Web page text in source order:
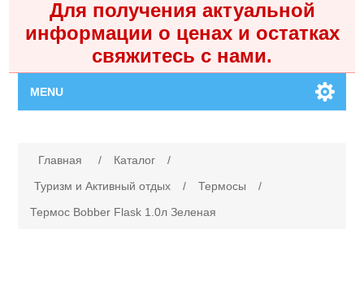
Для получения актуальной
информации о ценах и остатках
свяжитесь с нами.
MENU
Каталог
Главная / Каталог
/
Туризм и Активный отдых
/ Термосы
/
Термос Bobber Flask 1.0л Зеленая